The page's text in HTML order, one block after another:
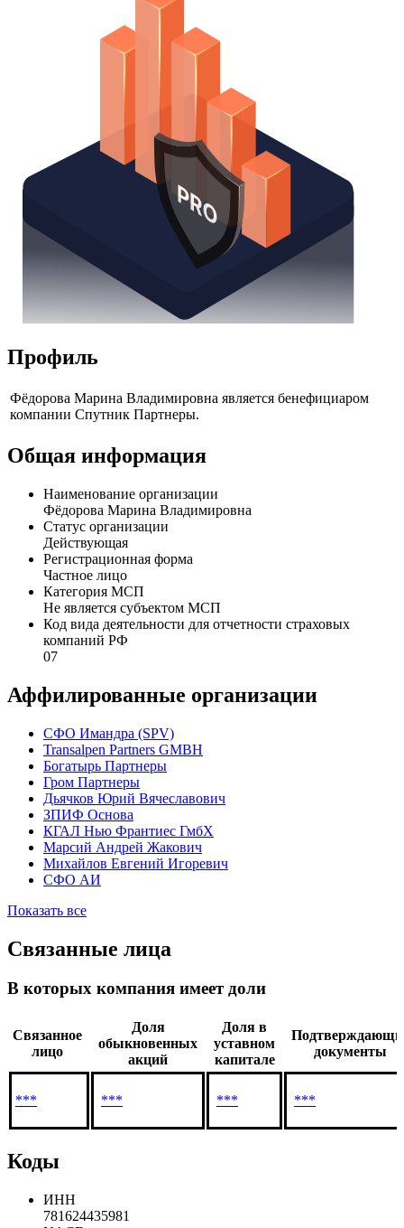
Профиль
Фёдорова Марина Владимировна является бенефициаром
компании Спутник Партнеры.
Общая информация
Наименование организации
Фёдорова Марина Владимировна
Статус организации
Действующая
Регистрационная форма
Частное лицо
Категория МСП
Не является субъектом МСП
Код вида деятельности для отчетности страховых
компаний РФ
07
Аффилированные организации
CФО Имандра (SPV)
Transalpen Partners GMBH
Богатырь Партнеры
Гром Партнеры
Дьячков Юрий Вячеславович
ЗПИФ Основа
КГАЛ Нью Франтиес ГмбХ
Марсий Андрей Жакович
Михайлов Евгений Игоревич
СФО АИ
Показать все
Связанные лица
В которых компания имеет доли
Связанное
лицо
Доля
обыкновенных
акций
Доля в
уставном
капитале
документы
*** *** *** ***
Коды
ИНН
781624435981